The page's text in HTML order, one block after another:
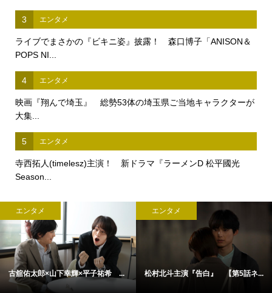
3 エンタメ
ライブでまさかの『ビキニ姿』披露！ 森口博子「ANISON＆
POPS NI...
4 エンタメ
映画『翔んで埼玉』 総勢53体の埼玉県ご当地キャラクターが
大集...
5 エンタメ
寺西拓人(timelesz)主演！ 新ドラマ『ラーメンD 松平國光
Season...
話ネ...
エンタメ
アン・ハサウェイ×ユアン・マクレ...
エンタメ
松村北斗主演『告白』 本